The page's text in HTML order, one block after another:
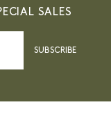
SALES
SUBSCRIBE